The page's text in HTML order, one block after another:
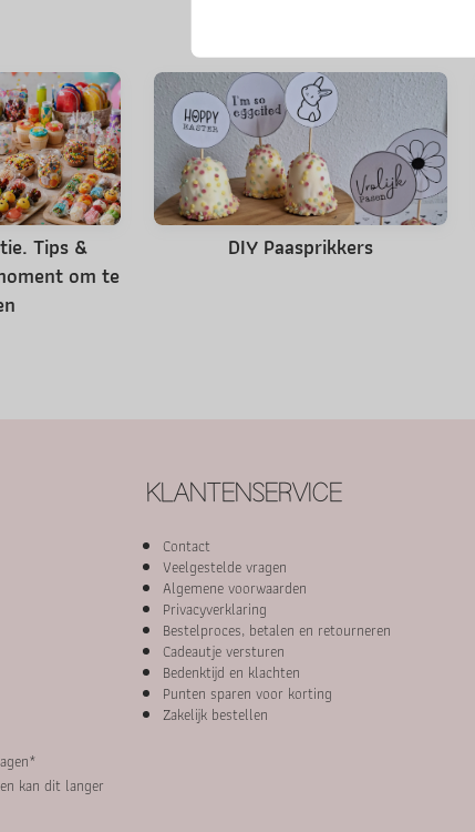
Tips &
om te
DIY Paasprikkers
kan dit langer
KLANTENSERVICE
Contact
Veelgestelde vragen
Algemene voorwaarden
Privacyverklaring
Bestelproces, betalen en retourneren
Cadeautje versturen
Bedenktijd en klachten
Punten sparen voor korting
Zakelijk bestellen